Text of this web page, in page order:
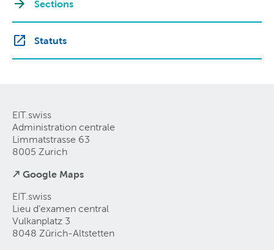
Sections
Statuts
EIT.swiss
Administration centrale
Limmatstrasse 63
8005 Zurich
↗ Google Maps
EIT.swiss
Lieu d’examen central
Vulkanplatz 3
8048 Zürich-Altstetten